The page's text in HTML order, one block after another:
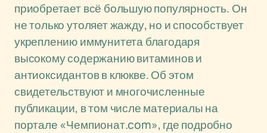
приобретает всё большую популярность. Он
не только утоляет жажду, но и способствует
укреплению иммунитета благодаря
высокому содержанию витаминов и
антиоксидантов в клюкве. Об этом
свидетельствуют и многочисленные
публикации, в том числе материалы на
портале «Чемпионат.com», где подробно